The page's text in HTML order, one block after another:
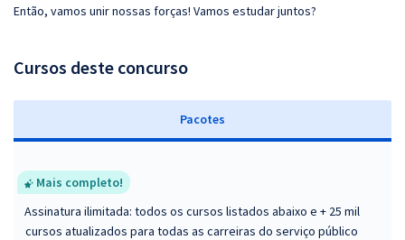
Então, vamos unir nossas forças! Vamos estudar juntos?
Cursos deste concurso
Pacotes
Mais completo!
Assinatura ilimitada: todos os cursos listados abaixo e + 25 mil
cursos atualizados para todas as carreiras do serviço público